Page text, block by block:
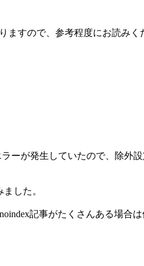
すので、参考程度にお読みく
ーが発生していたので、除外
した。
記事がたくさんある場合は